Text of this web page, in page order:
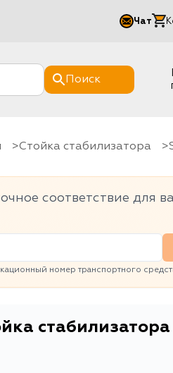
Чат
Поиск
Стойка стабилизатора
соответствие для
номер транспортного